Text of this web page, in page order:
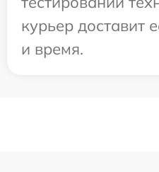
курьер доставит
и время.